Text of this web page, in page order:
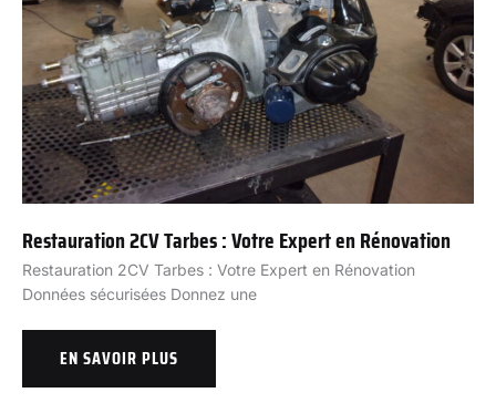
Restauration 2CV Tarbes : Votre Expert en Rénovation
Restauration 2CV Tarbes : Votre Expert en Rénovation
Données sécurisées Donnez une
EN SAVOIR PLUS